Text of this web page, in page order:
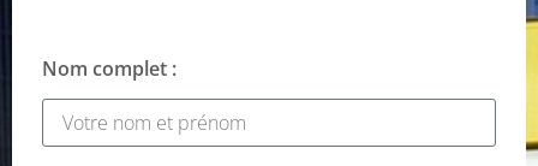
Nom complet :